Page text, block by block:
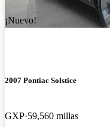
¡Nuevo!
2007 Pontiac Solstice
GXP 59,560 millas